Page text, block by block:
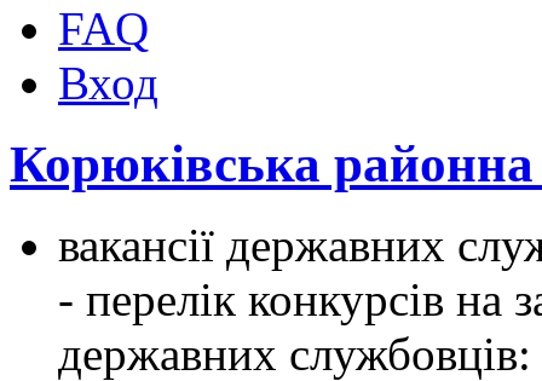
FAQ
Вход
Корюківська
вакансії державних
- перелік конкурсів на
державних службовців: